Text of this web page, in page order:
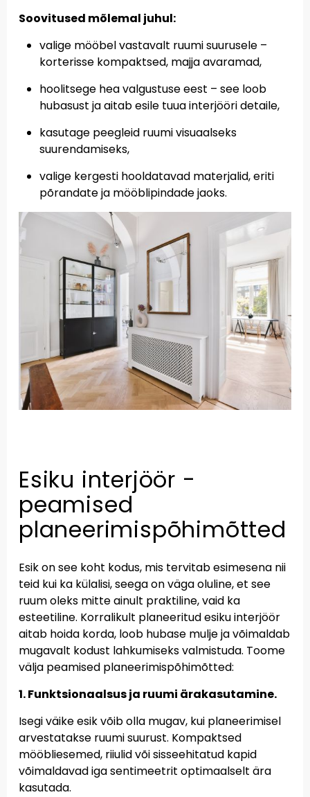
Soovitused mõlemal juhul:
valige mööbel vastavalt ruumi suurusele –
korterisse kompaktsed, majja avaramad,
hoolitsege hea valgustuse eest – see loob
hubasust ja aitab esile tuua interjööri detaile,
kasutage peegleid ruumi visuaalseks
suurendamiseks,
valige kergesti hooldatavad materjalid, eriti
põrandate ja mööblipindade jaoks.
Esiku interjöör -
peamised
planeerimispõhimõtted
Esik on see koht kodus, mis tervitab esimesena nii
teid kui ka külalisi, seega on väga oluline, et see
ruum oleks mitte ainult praktiline, vaid ka
esteetiline. Korralikult planeeritud esiku interjöör
aitab hoida korda, loob hubase mulje ja võimaldab
mugavalt kodust lahkumiseks valmistuda. Toome
välja peamised planeerimispõhimõtted:
1. Funktsionaalsus ja ruumi ärakasutamine.
Isegi väike esik võib olla mugav, kui planeerimisel
arvestatakse ruumi suurust. Kompaktsed
mööbliesemed, riiulid või sisseehitatud kapid
võimaldavad iga sentimeetrit optimaalselt ära
kasutada.